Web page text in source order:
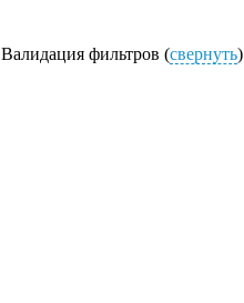
Валидация фильтров (свернуть)